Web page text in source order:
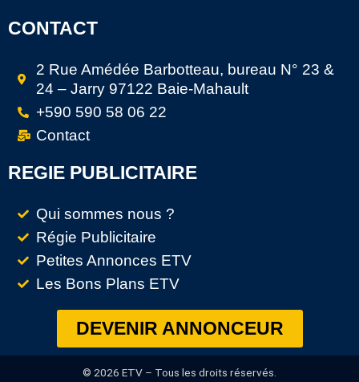
CONTACT
2 Rue Amédée Barbotteau, bureau N° 23 &
24 – Jarry 97122 Baie-Mahault
+590 590 58 06 22
Contact
REGIE PUBLICITAIRE
Qui sommes nous ?
Régie Publicitaire
Petites Annonces ETV
Les Bons Plans ETV
DEVENIR ANNONCEUR
© 2026 ETV – Tous les droits réservés.